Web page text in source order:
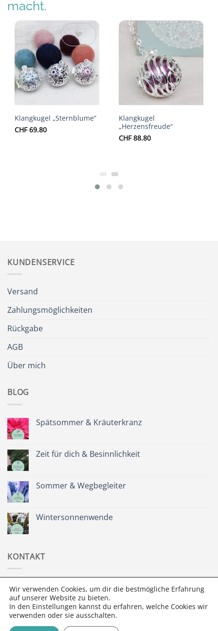
macht.
Auf die
Wunschliste
Klangkugel „Sternblume“
CHF69.80
Wunschliste
Klangkugel
„Herzensfreude“
CHF88.80
KUNDENSERVICE
Versand
Zahlungsmöglichkeiten
Rückgabe
AGB
Über mich
BLOG
Spätsommer & Kräuterkranz
Spätsommer
&
Zeit für dich & Besinnlichkeit
Zeit
für
Sommer & Wegbegleiter
Sommer
&
Wintersonnenwende
KONTAKT
Yasmine Gautschi
3095 Spiegel bei Bern
info@spiralen.ch
Wir verwenden Cookies, um dir die bestmögliche Erfahrung
auf unserer Website zu bieten.
In den Einstellungen kannst du erfahren, welche Cookies wir
verwenden oder sie ausschalten.